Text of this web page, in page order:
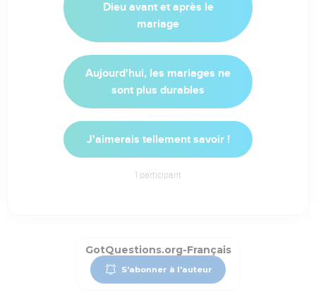
Dieu avant et après le
mariage
Aujourd'hui, les mariages ne
sont plus durables
J'aimerais tellement savoir !
1 participant
GotQuestions.org-Français
S'abonner à l'auteur